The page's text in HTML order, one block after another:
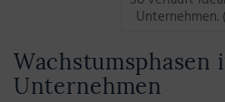
Wachstumsphasen
Unternehmen